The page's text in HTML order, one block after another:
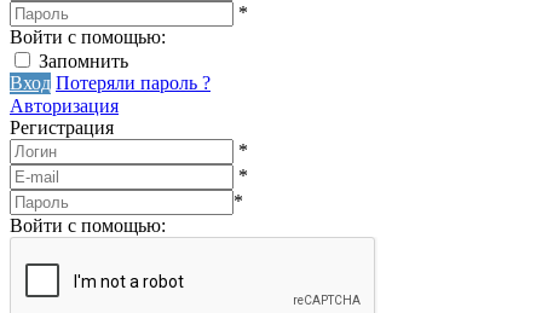
*
Войти с помощью:
Запомнить
Вход Потеряли пароль ?
Авторизация
Регистрация
*
*
*
Войти с помощью: